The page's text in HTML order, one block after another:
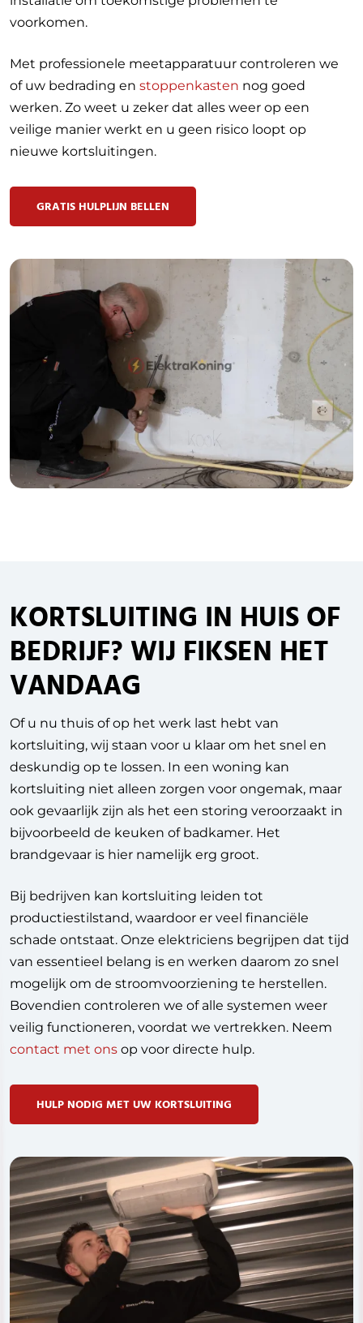
voorkomen.
Met professionele meetapparatuur controleren we
of uw bedrading en stoppenkasten nog goed
werken. Zo weet u zeker dat alles weer op een
veilige manier werkt en u geen risico loopt op
nieuwe kortsluitingen.
GRATIS HULPLIJN BELLEN
KORTSLUITING IN HUIS OF
BEDRIJF? WIJ FIKSEN HET
VANDAAG
Of u nu thuis of op het werk last hebt van
kortsluiting, wij staan voor u klaar om het snel en
deskundig op te lossen. In een woning kan
kortsluiting niet alleen zorgen voor ongemak, maar
ook gevaarlijk zijn als het een storing veroorzaakt in
bijvoorbeeld de keuken of badkamer. Het
brandgevaar is hier namelijk erg groot.
Bij bedrijven kan kortsluiting leiden tot
productiestilstand, waardoor er veel financiële
schade ontstaat. Onze elektriciens begrijpen dat tijd
van essentieel belang is en werken daarom zo snel
mogelijk om de stroomvoorziening te herstellen.
Bovendien controleren we of alle systemen weer
veilig functioneren, voordat we vertrekken. Neem
contact met ons op voor directe hulp.
HULP NODIG MET UW KORTSLUITING